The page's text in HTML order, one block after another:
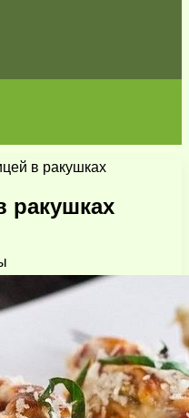
в ракушках
ракушках